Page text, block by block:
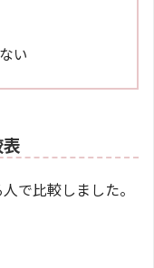
い
で比較しました。